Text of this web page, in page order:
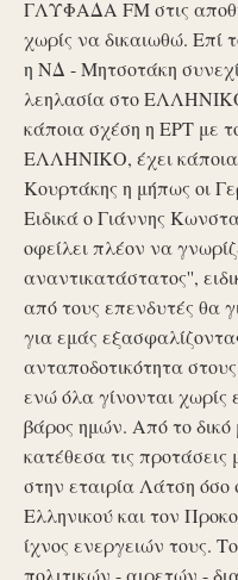
ΓΛΥΦΑΔΑ FM στις
χωρίς να δικαιωθώ. Επί
η ΝΔ - Μητσοτάκη
λεηλασία στο
κάποια σχέση η ΕΡΤ με
ΕΛΛΗΝΙΚΟ, έχει
Κουρτάκης η μήπως οι
Ειδικά ο Γιάννης
οφείλει πλέον να
αναντικατάστατος'',
από τους επενδυτές θα
για εμάς
ανταποδοτικότητα
ενώ όλα γίνονται χωρίς
βάρος ημών. Από το δικό
κατέθεσα τις προτάσεις
στην εταιρία Λάτση όσο
Ελληνικού και τον
ίχνος ενεργειών τους.
πολιτικών - αιρετών -